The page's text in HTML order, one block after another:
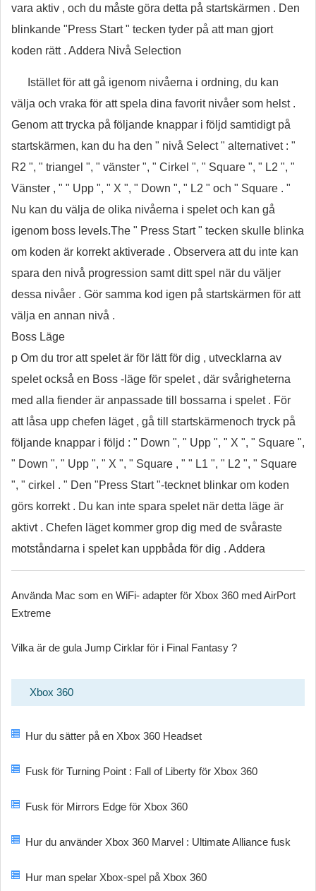
vara aktiv , och du måste göra detta på startskärmen . Den
blinkande "Press Start " tecken tyder på att man gjort
koden rätt . Addera Nivå Selection
Istället för att gå igenom nivåerna i ordning, du kan
välja och vraka för att spela dina favorit nivåer som helst .
Genom att trycka på följande knappar i följd samtidigt på
startskärmen, kan du ha den " nivå Select " alternativet : "
R2 ", " triangel ", " vänster ", " Cirkel ", " Square ", " L2 ", "
Vänster , " " Upp ", " X ", " Down ", " L2 " och " Square . "
Nu kan du välja de olika nivåerna i spelet och kan gå
igenom boss levels.The " Press Start " tecken skulle blinka
om koden är korrekt aktiverade . Observera att du inte kan
spara den nivå progression samt ditt spel när du väljer
dessa nivåer . Gör samma kod igen på startskärmen för att
välja en annan nivå .
Boss Läge
p Om du tror att spelet är för lätt för dig , utvecklarna av
spelet också en Boss -läge för spelet , där svårigheterna
med alla fiender är anpassade till bossarna i spelet . För
att låsa upp chefen läget , gå till startskärmenoch tryck på
följande knappar i följd : " Down ", " Upp ", " X ", " Square ",
" Down ", " Upp ", " X ", " Square , " " L1 ", " L2 ", " Square
", " cirkel . " Den "Press Start "-tecknet blinkar om koden
görs korrekt . Du kan inte spara spelet när detta läge är
aktivt . Chefen läget kommer grop dig med de svåraste
motståndarna i spelet kan uppbåda för dig . Addera
Använda Mac som en WiFi- adapter för Xbox 360 med AirPort
Extreme
Vilka är de gula Jump Cirklar för i Final Fantasy ?
Xbox 360
Hur du sätter på en Xbox 360 Headset
Fusk för Turning Point : Fall of Liberty för Xbox 360
Fusk för Mirrors Edge för Xbox 360
Hur du använder Xbox 360 Marvel : Ultimate Alliance fusk
Hur man spelar Xbox-spel på Xbox 360